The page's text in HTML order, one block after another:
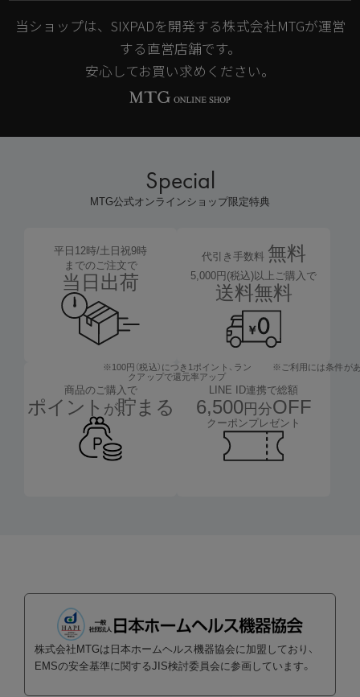
当ショップは、SIXPADを開発する株式会社MTGが運営
する直営店舗です。
安心してお買い求めください。
Special
MTG公式オンラインショップ限定特典
平日12時/土日祝9時
までのご注文で
当日出荷
代引き手数料 無料
5,000円(税込)以上ご購入で
送料無料
商品のご購入で
ポイント が貯まる
※100円（税込）につき1ポイント、 ラン
クアップで還元率アップ
LINE ID連携で総額
6,500円分OFF
クーポンプレゼント
※ご利用には条件が
株式会社MTGは日本ホームヘルス機器協会に加盟しており、
EMSの安全基準に関するJIS検討委員会に参画しています。